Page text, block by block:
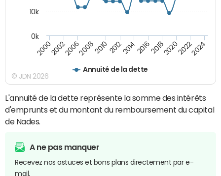
Annuité de la dette
20002002200620082010 2012201420162018202020222024
0k
10k
© JDN 2026
L'annuité de la dette représente la somme des intérêts
d'emprunts et du montant du remboursement du capital
de Nades.
A ne pas manquer
Recevez nos astuces et bons plans directement par e-
mail.